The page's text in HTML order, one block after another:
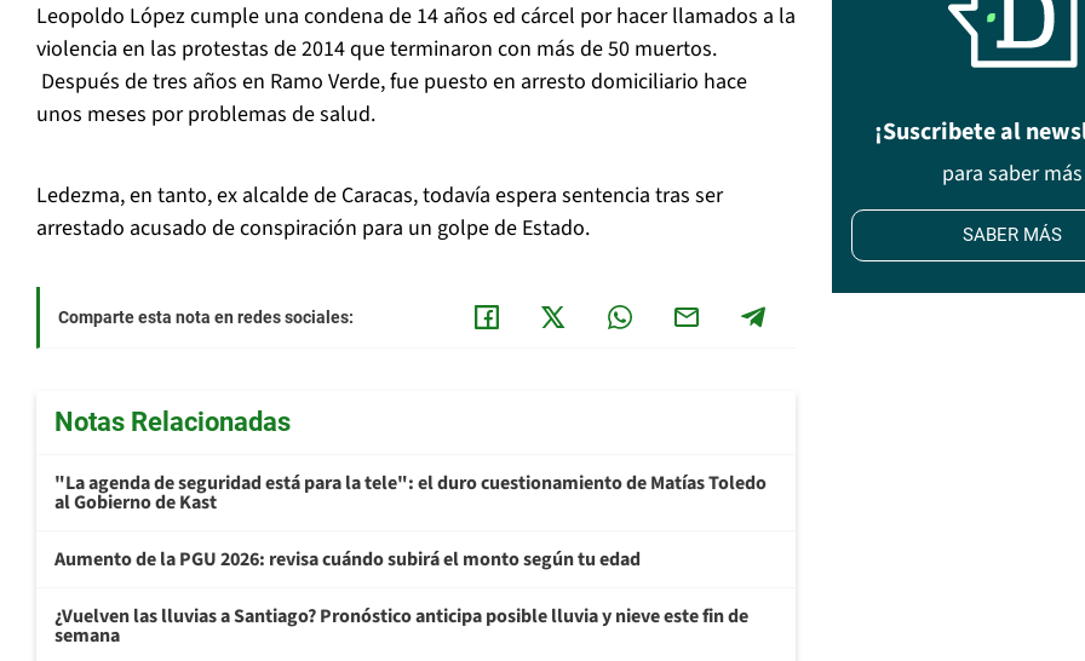
Leopoldo López cumple una condena de 14 años ed cárcel por hacer llamados a la
violencia en las protestas de 2014 que terminaron con más de 50 muertos.
Después de tres años en Ramo Verde, fue puesto en arresto domiciliario hace
unos meses por problemas de salud.
Ledezma, en tanto, ex alcalde de Caracas, todavía espera sentencia tras ser
arrestado acusado de conspiración para un golpe de Estado.
Comparte esta nota en redes sociales:
Notas Relacionadas
"La agenda de seguridad está para la tele": el duro cuestionamiento de Matías Toledo
al Gobierno de Kast
Aumento de la PGU 2026: revisa cuándo subirá el monto según tu edad
¿Vuelven las lluvias a Santiago? Pronóstico anticipa posible lluvia y nieve este fin de
semana
¡Suscribete al
para saber más
SABER MÁS